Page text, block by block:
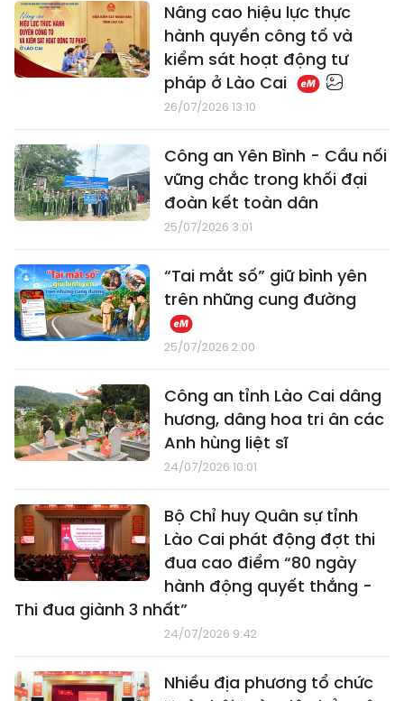
Nâng cao hiệu lực thực
hành quyền công tố và
kiểm sát hoạt động tư
pháp ở Lào Cai
26/07/2026 13:10
Công an Yên Bình - Cầu nối
vững chắc trong khối đại
đoàn kết toàn dân
25/07/2026 3:01
“Tai mắt số” giữ bình yên
trên những cung đường
25/07/2026 2:00
Công an tỉnh Lào Cai dâng
hương, dâng hoa tri ân các
Anh hùng liệt sĩ
24/07/2026 10:01
Bộ Chỉ huy Quân sự tỉnh
Lào Cai phát động đợt thi
đua cao điểm “80 ngày
hành động quyết thắng -
Thi đua giành 3 nhất”
24/07/2026 9:42
Nhiều địa phương tổ chức